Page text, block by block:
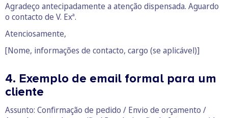
Agradeço antecipadamente a atenção dispensada. Aguardo
o contacto de V. Exª.
Atenciosamente,
[Nome, informações de contacto, cargo (se aplicável)]
4. Exemplo de email formal para um
cliente
Assunto: Confirmação de pedido / Envio de orçamento /